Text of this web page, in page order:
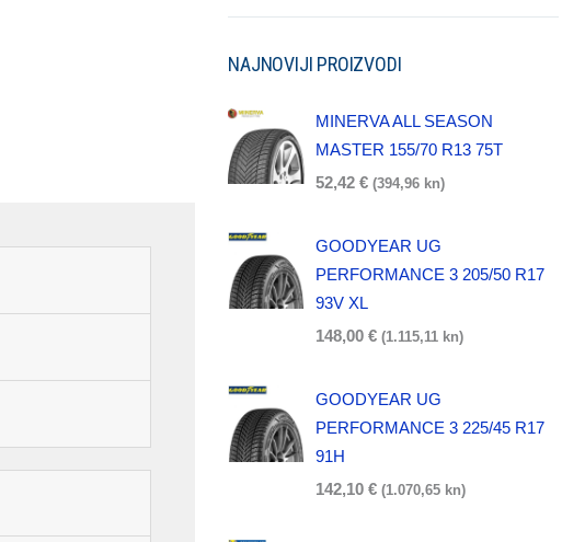
NAJNOVIJI PROIZVODI
MINERVA ALL SEASON
MASTER 155/70 R13 75T
52,42€ (394,96 kn)
GOODYEAR UG
PERFORMANCE 3 205/50 R17
93V XL
148,00€ (1.115,11 kn)
GOODYEAR UG
PERFORMANCE 3 225/45 R17
91H
142,10€ (1.070,65 kn)